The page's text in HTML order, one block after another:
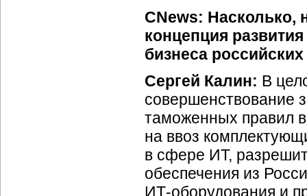
CNews: Насколько,
концепция развития
бизнеса
Сергей Калин: В
совершенствование
таможенных правил
на ввоз
в сфере ИТ,
обеспечения из
ИТ-оборудования и